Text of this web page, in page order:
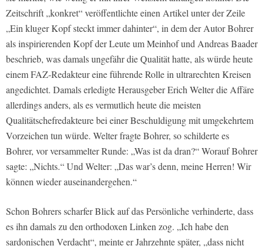
Zeitschrift „konkret“ veröffentlichte einen Artikel unter der Zeile
„Ein kluger Kopf steckt immer dahinter“, in dem der Autor Bohrer
als inspirierenden Kopf der Leute um Meinhof und Andreas Baader
beschrieb, was damals ungefähr die Qualität hatte, als würde heute
einem FAZ-Redakteur eine führende Rolle in ultrarechten Kreisen
angedichtet. Damals erledigte Herausgeber Erich Welter die Affäre
allerdings anders, als es vermutlich heute die meisten
Qualitätschefredakteure bei einer Beschuldigung mit umgekehrtem
Vorzeichen tun würde. Welter fragte Bohrer, so schilderte es
Bohrer, vor versammelter Runde: „Was ist da dran?“ Worauf Bohrer
sagte: „Nichts.“ Und Welter: „Das war’s denn, meine Herren! Wir
können wieder auseinandergehen.“
Schon Bohrers scharfer Blick auf das Persönliche verhinderte, dass
es ihn damals zu den orthodoxen Linken zog. „Ich habe den
sardonischen Verdacht“, meinte er Jahrzehnte später, „dass nicht